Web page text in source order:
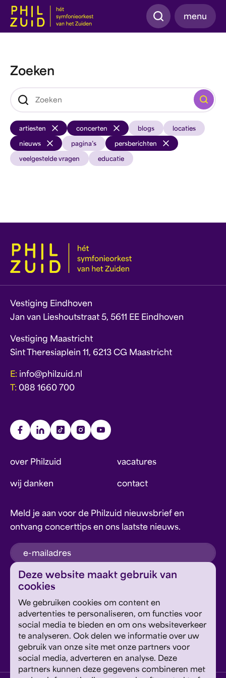
Deze website maakt gebruik van
cookies
We gebruiken cookies om content en
advertenties te personaliseren, om functies voor
social media te bieden en om ons websiteverkeer
te analyseren. Ook delen we informatie over uw
gebruik van onze site met onze partners voor
social media, adverteren en analyse. Deze
partners kunnen deze gegevens combineren met
Zoeken
menu
Zoeken
Zoeken
artiesten concerten blogs locaties
nieuws pagina’s persberichten
veelgestelde vragen educatie
Vestiging Eindhoven
Jan van Lieshoutstraat 5, 5611 EE Eindhoven
Vestiging Maastricht
Sint Theresiaplein 11, 6213 CG Maastricht
E: info@philzuid.nl
T: 088 1660 700
over Philzuid vacatures
wij danken contact
Meld je aan voor de Philzuid nieuwsbrief en
ontvang concerttips en ons laatste nieuws.
inschrijven
Google's Privacyverklaring en Servicevoorwaarden
van toepassing.
Geef om Philzuid en steun ons!
steun ons